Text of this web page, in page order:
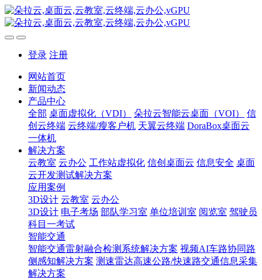
登录 注册
网站首页
新闻动态
产品中心
全部 桌面虚拟化（VDI） 朵拉云智能云桌面（VOI）
信
创云终端 云终端/瘦客户机 天翼云终端 DoraBox桌面云
一体机
解决方案
云教室 云办公 工作站虚拟化 信创桌面云 信息安全 桌面
云开发测试解决方案
应用案例
3D设计 云教室 云办公
3D设计 电子考场 部队学习室 单位培训室 阅览室 驾驶员
科目一考试
智能交通
智能交通雷射融合检测系统解决方案 视频AI车路协同路
侧感知解决方案 测速雷达高速公路/快速路交通信息采集
解决方案